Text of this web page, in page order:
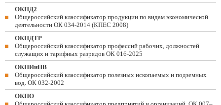
ОКПД2
Общероссийский классификатор продукции по видам экономической
деятельности ОК 034-2014 (КПЕС 2008)
ОКПДТР
Общероссийский классификатор профессий рабочих, должностей
служащих и тарифных разрядов ОК 016-2025
ОКПИиПВ
Общероссийский классификатор полезных ископаемых и подземных
вод. ОК 032-2002
ОКПО